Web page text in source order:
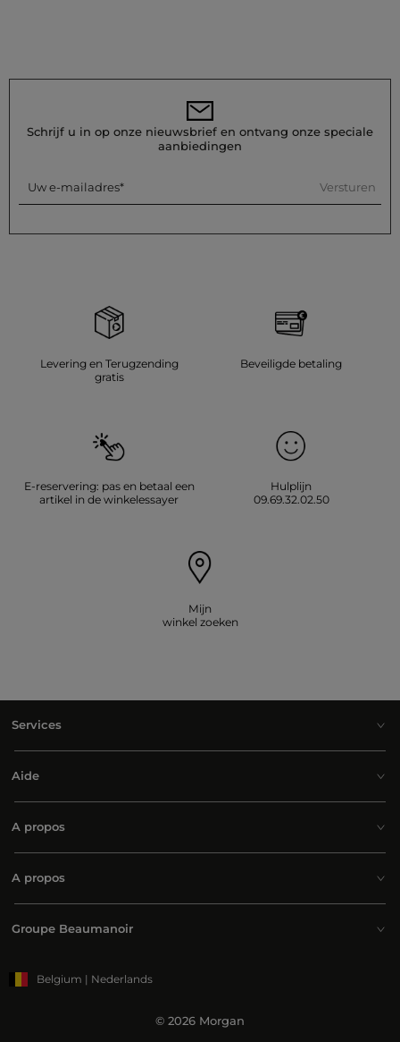
Schrijf u in op onze nieuwsbrief en ontvang onze speciale
aanbiedingen
Uw e-mailadres Versturen
Levering en Terugzending
gratis
Beveiligde betaling
E-reservering: pas en betaal een
artikel in de winkelessayer
Hulplijn
09.69.32.02.50
Mijn
winkel zoeken
Services
Aide
A propos
A propos
Groupe Beaumanoir
Belgium | Nederlands
© 2026 Morgan